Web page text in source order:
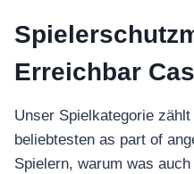
Erreichbar
Unser Spielkategorie
beliebtesten as part of
Spielern, warum was